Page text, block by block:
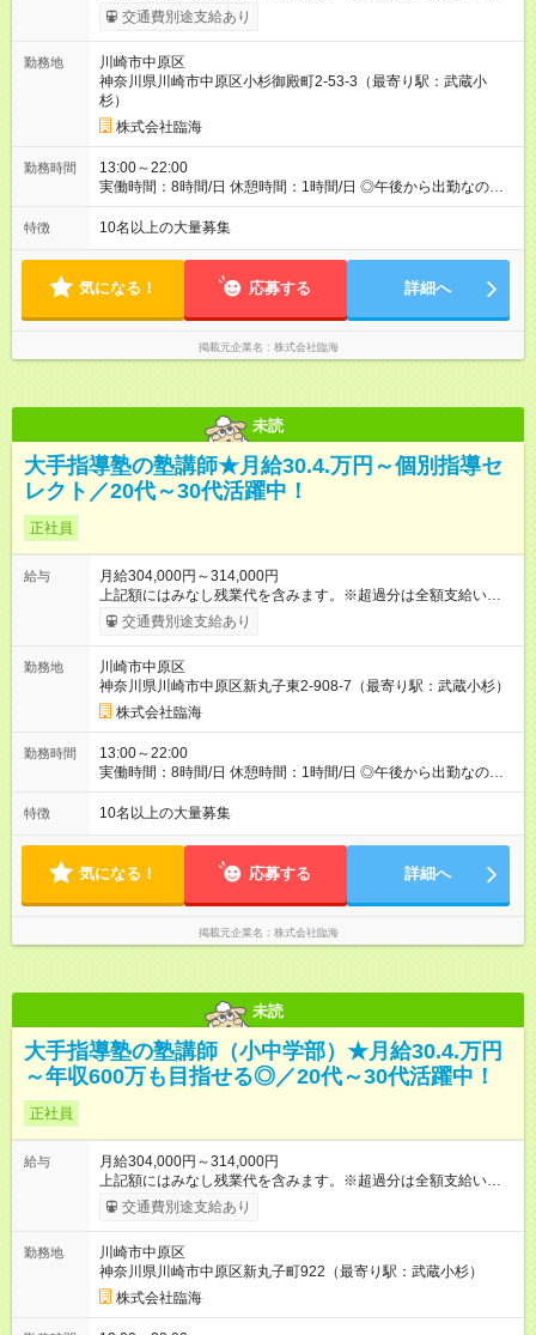
ます。 みなし残業代 76,000円／月 みなし残業時間 44時間／月
※固定残業代（月44時間分／7万6000円）を含みます。 ＼給与
当＆年2回の賞与あり！ ★ノルマなし＆集客の目標達成には報奨
金支給！ 【試用期間】試用期間あり 試用期間の長さ：2ヶ月 雇
用形態、給与は本採用時と同じです。
交通費別途支給あり
勤務地
川崎市中原区
神奈川県川崎市中原区小杉御殿町2-53-3（最寄り駅：武蔵小
杉）
株式会社臨海
勤務時間
13:00～22:00
実働時間：8時間/日 休憩時間：1時間/日 ◎午後から出勤なの
で、通勤ラッシュのストレスとは無縁です。
特徴 10名以上の大量募集
気になる！ 応募する 詳細へ
掲載元企業名 株式会社臨海
未読
大手指導塾の塾講師★月給30.4.万円～個別指導セ
レクト／20代～30代活躍中！
正社員
給与
月給304,000円～314,000円
上記額にはみなし残業代を含みます。※超過分は全額支給いたし
ます。 みなし残業代 76,000円／月 みなし残業時間 44時間／月
※固定残業代（月44時間分／7万6000円）を含みます。 ＼給与
当＆年2回の賞与あり！ ★ノルマなし＆集客の目標達成には報奨
金支給！ 【試用期間】試用期間あり 試用期間の長さ：2ヶ月 雇
用形態、給与は本採用時と同じです。
交通費別途支給あり
勤務地
川崎市中原区
神奈川県川崎市中原区新丸子東2-908-7（最寄り駅：武蔵小杉）
株式会社臨海
勤務時間
13:00～22:00
実働時間：8時間/日 休憩時間：1時間/日 ◎午後から出勤なの
で、通勤ラッシュのストレスとは無縁です。
特徴 10名以上の大量募集
気になる！ 応募する 詳細へ
掲載元企業名 株式会社臨海
未読
大手指導塾の塾講師（小中学部）★月給30.4.万円
～年収600万も目指せる◎／20代～30代活躍中！
正社員
給与
月給304,000円～314,000円
上記額にはみなし残業代を含みます。※超過分は全額支給いたし
ます。 みなし残業代 76,000円／月 みなし残業時間 44時間／月
※固定残業代（月44時間分／7万6000円）を含みます。 ＼給与
当＆年2回の賞与あり！ ★ノルマなし＆集客の目標達成には報奨
金支給！ 【試用期間】試用期間あり 試用期間の長さ：2ヶ月 雇
用形態、給与は本採用時と同じです。
交通費別途支給あり
勤務地
川崎市中原区
神奈川県川崎市中原区新丸子町922（最寄り駅：武蔵小杉）
株式会社臨海